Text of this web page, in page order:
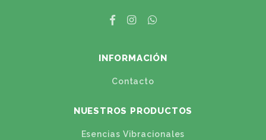
INFORMACIÓN
Contacto
NUESTROS PRODUCTOS
Esencias Vibracionales